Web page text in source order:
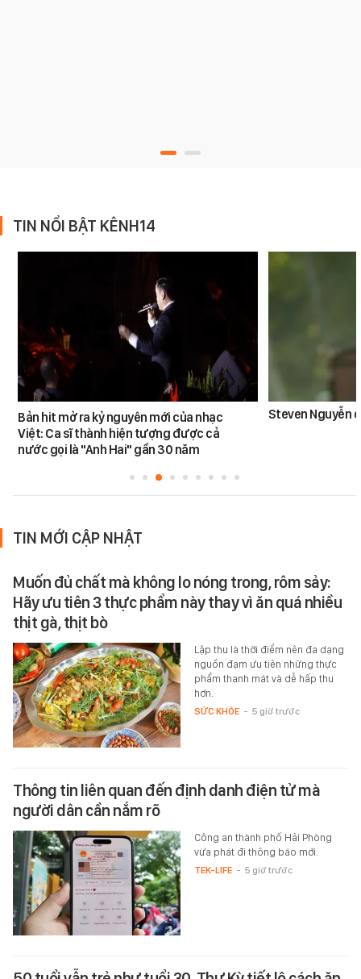
TIN NỔI BẬT KÊNH14
Bản hit mở ra kỷ nguyên mới của nhạc
Việt: Ca sĩ thành hiện tượng được cả
nước gọi là "Anh Hai" gần 30 năm
Steven Nguyễn
TIN MỚI CẬP NHẬT
Muốn đủ chất mà không lo nóng trong, rôm sảy:
Hãy ưu tiên 3 thực phẩm này thay vì ăn quá nhiều
thịt gà, thịt bò
Lập thu là thời điểm nên đa dạng
nguồn đạm ưu tiên những thực
phẩm thanh mát và dễ hấp thu
hơn.
SỨC KHỎE - 5 giờ trước
Thông tin liên quan đến định danh điện tử mà
người dân cần nắm rõ
Công an thành phố Hải Phòng
vừa phát đi thông báo mới.
TEK-LIFE - 5 giờ trước